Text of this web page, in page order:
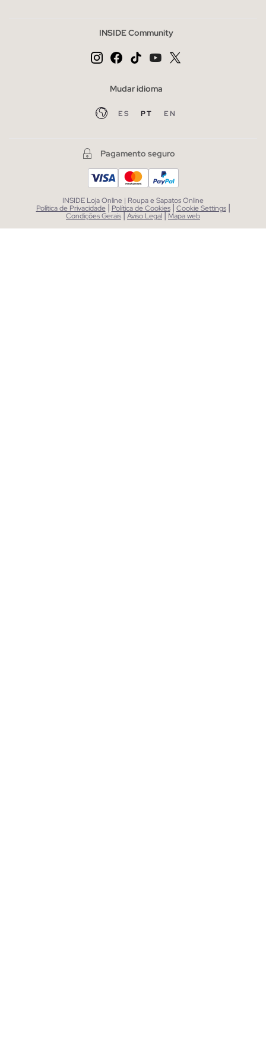
INSIDE Community
Mudar idioma
ES PT EN
Pagamento seguro
INSIDE Loja Online | Roupa e Sapatos Online
Política de Privacidade | Política de Cookies | Cookie Settings |
Condições Gerais|Aviso Legal| Mapa web